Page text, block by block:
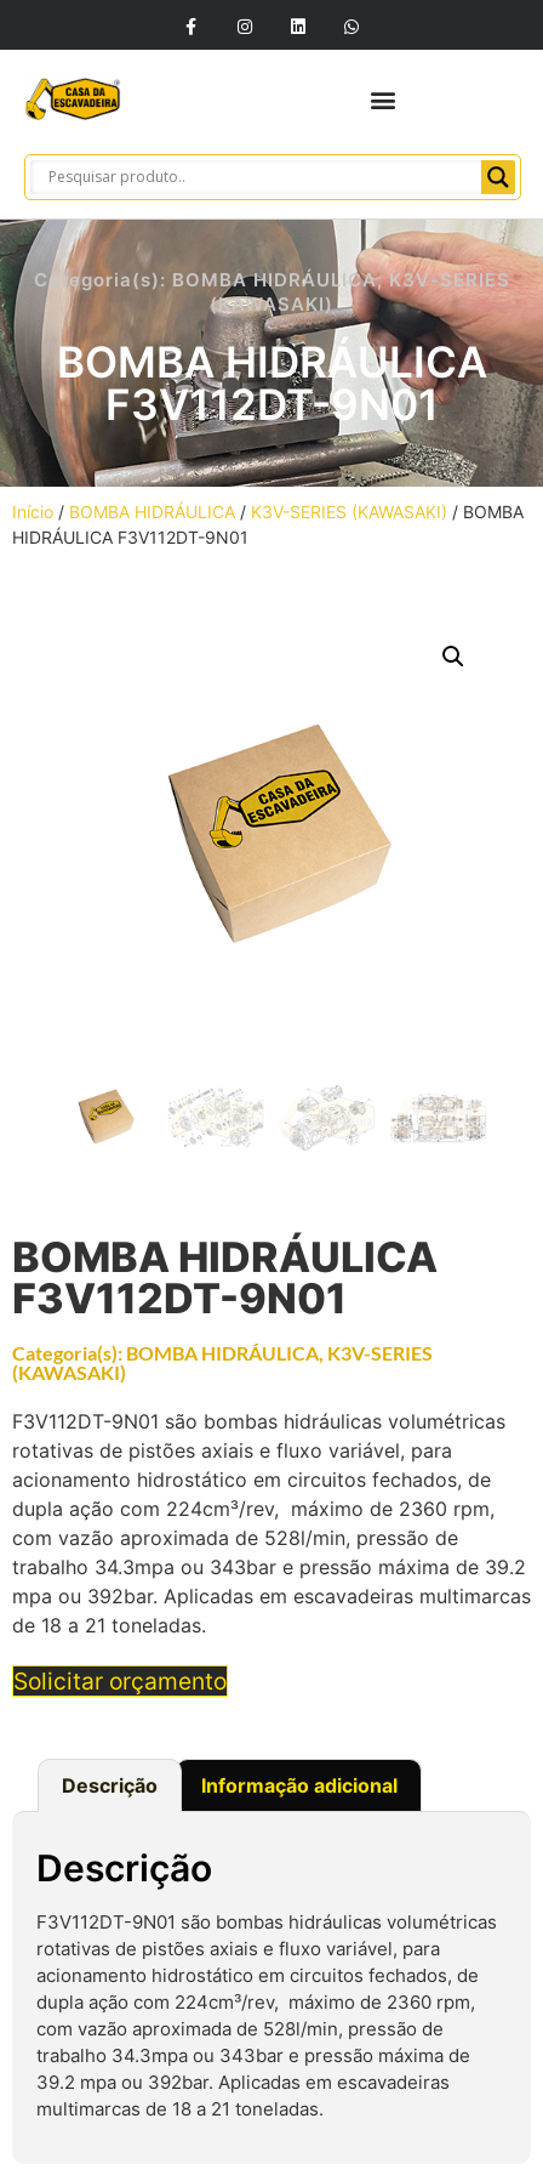
Categoria(s): BOMBA HIDRÁULICA,K3V-SERIES
(KAWASAKI)
BOMBA HIDRÁULICA
F3V112DT-9N01
Início / BOMBA HIDRÁULICA / K3V-SERIES (KAWASAKI) / BOMBA
HIDRÁULICA F3V112DT-9N01
BOMBA HIDRÁULICA
F3V112DT-9N01
Categoria(s): BOMBA HIDRÁULICA, K3V-SERIES
(KAWASAKI)
F3V112DT-9N01 são bombas hidráulicas volumétricas
rotativas de pistões axiais e fluxo variável, para
acionamento hidrostático em circuitos fechados, de
dupla ação com 224cm³/rev, máximo de 2360 rpm,
com vazão aproximada de 528l/min, pressão de
trabalho 34.3mpa ou 343bar e pressão máxima de 39.2
mpa ou 392bar. Aplicadas em escavadeiras multimarcas
de 18 a 21 toneladas.
Solicitar orçamento
Descrição Informação adicional
Descrição
F3V112DT-9N01 são bombas hidráulicas volumétricas
rotativas de pistões axiais e fluxo variável, para
acionamento hidrostático em circuitos fechados, de
dupla ação com 224cm³/rev, máximo de 2360 rpm,
com vazão aproximada de 528l/min, pressão de
trabalho 34.3mpa ou 343bar e pressão máxima de
39.2 mpa ou 392bar. Aplicadas em escavadeiras
multimarcas de 18 a 21 toneladas.